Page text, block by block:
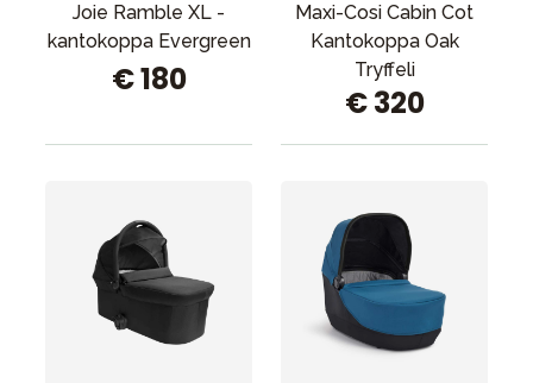
Joie Ramble XL -
kantokoppa Evergreen
€ 180
Maxi-Cosi Cabin Cot
Kantokoppa Oak
Tryffeli
€ 320